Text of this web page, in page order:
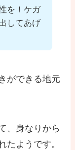
を！ケガ
してあげ
ができる地元
、身なりから
ようです。